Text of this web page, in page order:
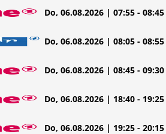
Do, 06.08.2026 | 07:55 - 08:45
Do, 06.08.2026 | 08:05 - 08:55
Do, 06.08.2026 | 08:45 - 09:30
Do, 06.08.2026 | 18:40 - 19:25
Do, 06.08.2026 | 19:25 - 20:15